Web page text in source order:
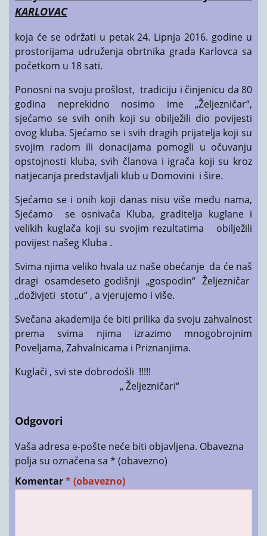
KARLOVAC
koja će se održati u petak 24. Lipnja 2016. godine u
prostorijama udruženja obrtnika grada Karlovca sa
početkom u 18 sati.
Ponosni na svoju prošlost, tradiciju i činjenicu da 80
godina neprekidno nosimo ime „Željezničar“,
sjećamo se svih onih koji su obilježili dio povijesti
ovog kluba. Sjećamo se i svih dragih prijatelja koji su
svojim radom ili donacijama pomogli u očuvanju
opstojnosti kluba, svih članova i igrača koji su kroz
natjecanja predstavljali klub u Domovini i šire.
Sjećamo se i onih koji danas nisu više među nama,
Sjećamo se osnivača Kluba, graditelja kuglane i
velikih kuglača koji su svojim rezultatima obilježili
povijest našeg Kluba .
Svima njima veliko hvala uz naše obećanje da će naš
dragi osamdeseto godišnji „gospodin“ Željezničar
„doživjeti stotu“ , a vjerujemo i više.
Svečana akademija će biti prilika da svoju zahvalnost
prema svima njima izrazimo mnogobrojnim
Poveljama, Zahvalnicama i Priznanjima.
Kuglači , svi ste dobrodošli !!!!!
„ Željezničari“
Odgovori
Vaša adresa e-pošte neće biti objavljena. Obavezna
polja su označena sa * (obavezno)
Komentar* (obavezno)